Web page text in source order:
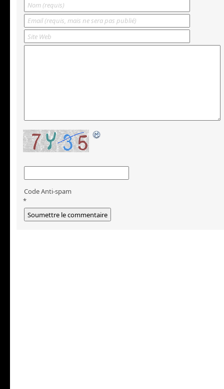
Code Anti-spam
*